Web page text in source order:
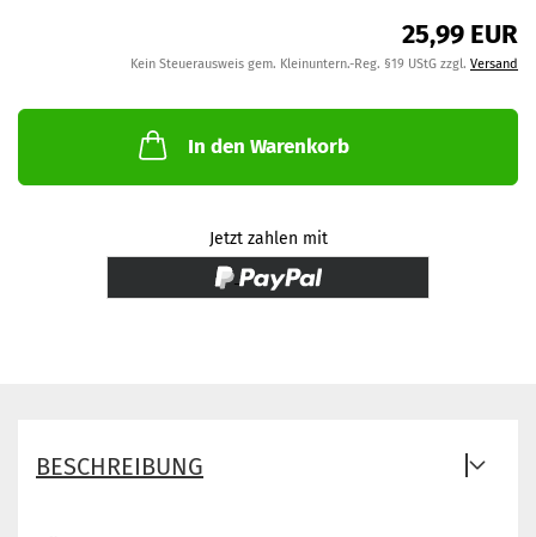
25,99 EUR
Kein Steuerausweis gem. Kleinuntern.-Reg. §19 UStG zzgl. Versand
In den Warenkorb
Jetzt zahlen mit
BESCHREIBUNG